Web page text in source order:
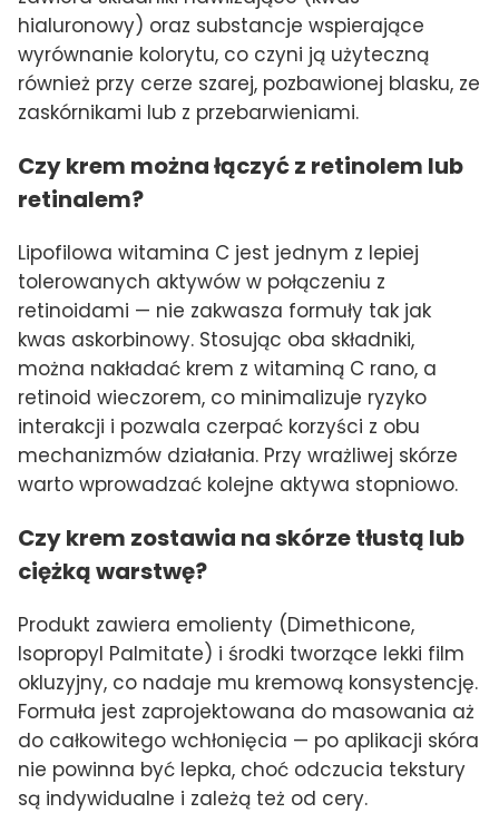
hialuronowy) oraz substancje wspierające
wyrównanie kolorytu, co czyni ją użyteczną
również przy cerze szarej, pozbawionej blasku, ze
zaskórnikami lub z przebarwieniami.
Czy krem można łączyć z retinolem lub
retinalem?
Lipofilowa witamina C jest jednym z lepiej
tolerowanych aktywów w połączeniu z
retinoidami — nie zakwasza formuły tak jak
kwas askorbinowy. Stosując oba składniki,
można nakładać krem z witaminą C rano, a
retinoid wieczorem, co minimalizuje ryzyko
interakcji i pozwala czerpać korzyści z obu
mechanizmów działania. Przy wrażliwej skórze
warto wprowadzać kolejne aktywa stopniowo.
Czy krem zostawia na skórze tłustą lub
ciężką warstwę?
Produkt zawiera emolienty (Dimethicone,
Isopropyl Palmitate) i środki tworzące lekki film
okluzyjny, co nadaje mu kremową konsystencję.
Formuła jest zaprojektowana do masowania aż
do całkowitego wchłonięcia — po aplikacji skóra
nie powinna być lepka, choć odczucia tekstury
są indywidualne i zależą też od cery.